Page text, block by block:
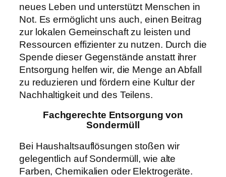
neues Leben und unterstützt Menschen in
Not. Es ermöglicht uns auch, einen Beitrag
zur lokalen Gemeinschaft zu leisten und
Ressourcen effizienter zu nutzen. Durch die
Spende dieser Gegenstände anstatt ihrer
Entsorgung helfen wir, die Menge an Abfall
zu reduzieren und fördern eine Kultur der
Nachhaltigkeit und des Teilens.
Fachgerechte Entsorgung von
Sondermüll
Bei Haushaltsauflösungen stoßen wir
gelegentlich auf Sondermüll, wie alte
Farben, Chemikalien oder Elektrogeräte.